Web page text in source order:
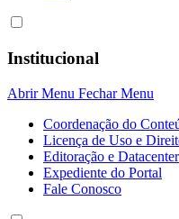
Institucional
Abrir Menu Fechar Menu
Coordenação do
Licença de Uso e
Editoração e Datacenter
Expediente do Portal
Fale Conosco